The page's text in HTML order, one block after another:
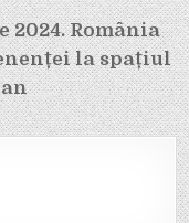
România
la spațiul